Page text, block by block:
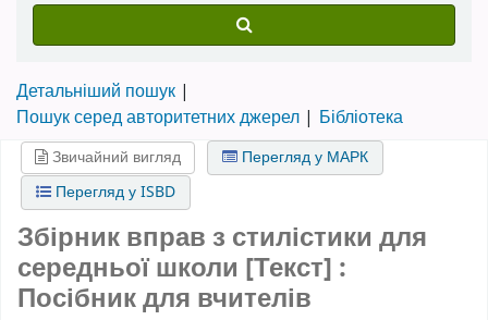
Детальніший пошук
Пошук серед авторитетних джерел
Бібліотека
Звичайний вигляд
Перегляд у МАРК
Перегляд у ISBD
Збірник вправ з стилістики для
середньої школи [Текст] :
Посібник для вчителів